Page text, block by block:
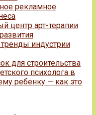
рекламное
центр арт-терапии
индустрии
для строительства
психолога в
ребенку — как это